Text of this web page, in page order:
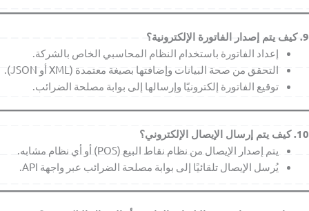
9. كيف يتم إصدار الفاتورة الإلكترونية؟
إعداد الفاتورة باستخدام النظام المحاسبي الخاص بالشركة.
التحقق من صحة البيانات وإضافتها بصيغة معتمدة (XML أو JSON).
توقيع الفاتورة إلكترونيًا وإرسالها إلى بوابة مصلحة الضرائب.
10. كيف يتم إرسال الإيصال الإلكتروني؟
يتم إصدار الإيصال من نظام نقاط البيع (POS) أو أي نظام مشابه.
يُرسل الإيصال تلقائيًا إلى بوابة مصلحة الضرائب عبر واجهة API.